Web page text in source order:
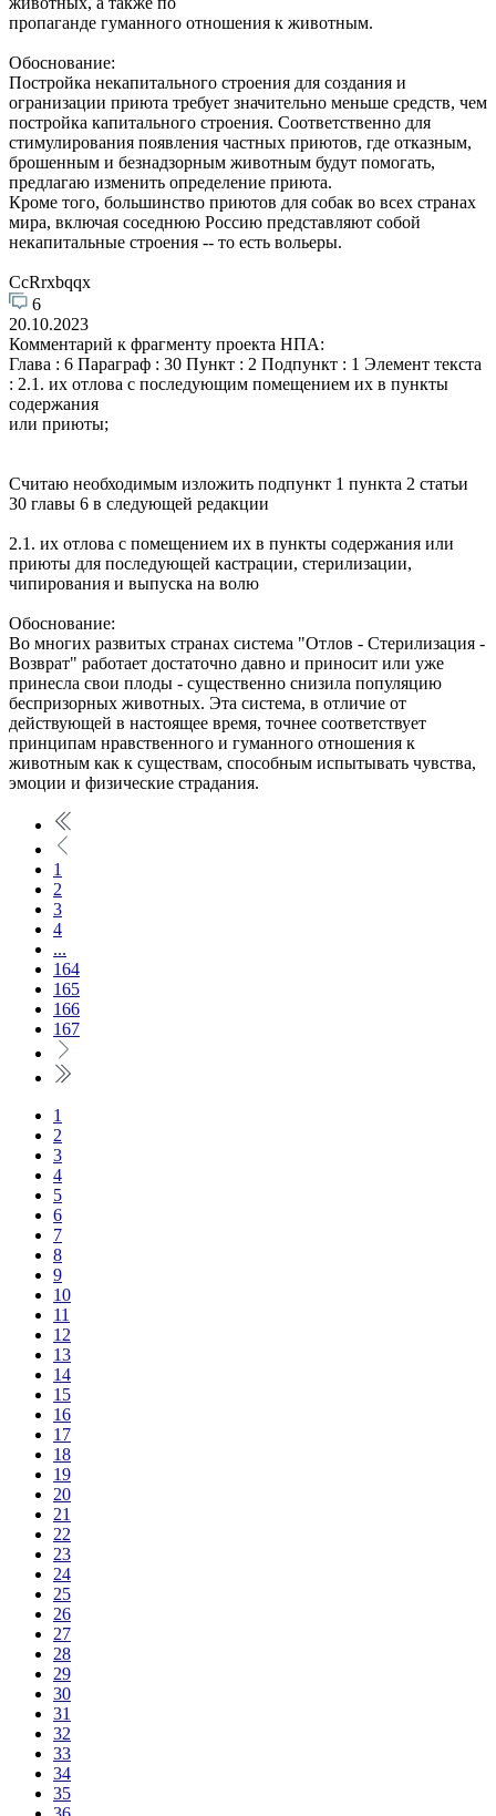
пропаганде гуманного отношения к животным.
Обоснование:
Постройка некапитального строения для создания и
огранизации приюта требует значительно меньше средств, чем
постройка капитального строения. Соответственно для
стимулирования появления частных приютов, где отказным,
брошенным и безнадзорным животным будут помогать,
предлагаю изменить определение приюта.
Кроме того, большинство приютов для собак во всех странах
мира, включая соседнюю Россию представляют собой
некапитальные строения -- то есть вольеры.
CcRrxbqqx
6
20.10.2023
Комментарий к фрагменту проекта НПА:
Глава : 6 Параграф : 30 Пункт : 2 Подпункт : 1 Элемент текста
: 2.1. их отлова с последующим помещением их в пункты
содержания
или приюты;
Считаю необходимым изложить подпункт 1 пункта 2 статьи
30 главы 6 в следующей редакции
2.1. их отлова с помещением их в пункты содержания или
приюты для последующей кастрации, стерилизации,
чипирования и выпуска на волю
Обоснование:
Во многих развитых странах система "Отлов - Стерилизация -
Возврат" работает достаточно давно и приносит или уже
принесла свои плоды - существенно снизила популяцию
беспризорных животных. Эта система, в отличие от
действующей в настоящее время, точнее соответствует
принципам нравственного и гуманного отношения к
животным как к существам, способным испытывать чувства,
эмоции и физические страдания.
1
2
3
4
...
164
165
166
167
1
2
3
4
5
6
7
8
9
10
11
12
13
14
15
16
17
18
19
20
21
22
23
24
25
26
27
28
29
30
31
32
33
34
35